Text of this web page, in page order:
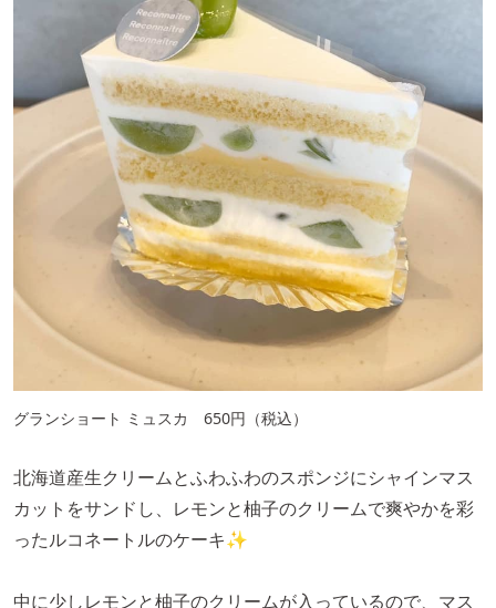
グランショート ミュスカ 650円（税込）
北海道産生クリームとふわふわのスポンジにシャインマス
カットをサンドし、レモンと柚子のクリームで爽やかを彩
ったルコネートルのケーキ✨
中に少しレモンと柚子のクリームが入っているので、マス